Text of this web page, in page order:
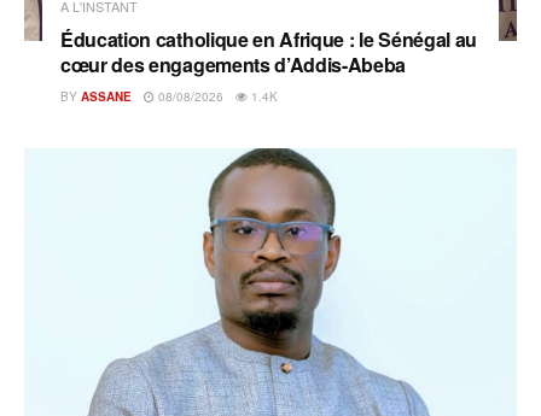
A L'INSTANT
Éducation catholique en Afrique : le Sénégal au
cœur des engagements d’Addis-Abeba
BY ASSANE 08/08/2026 1.4K